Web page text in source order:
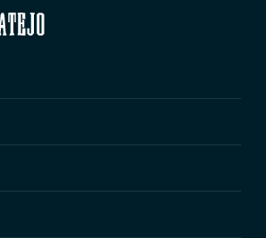
do Ribatejo